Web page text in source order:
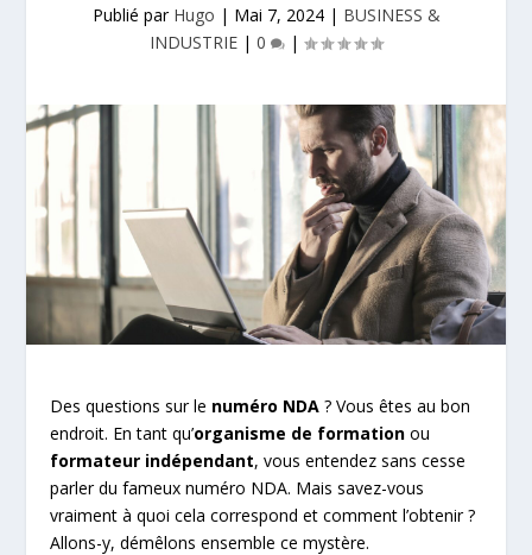
Publié par Hugo | Mai 7, 2024| BUSINESS &
INDUSTRIE | 0 |
Des questions sur le numéro NDA ? Vous êtes au bon
endroit. En tant qu’organisme de formation ou
formateur indépendant, vous entendez sans cesse
parler du fameux numéro NDA. Mais savez-vous
vraiment à quoi cela correspond et comment l’obtenir ?
Allons-y, démêlons ensemble ce mystère.